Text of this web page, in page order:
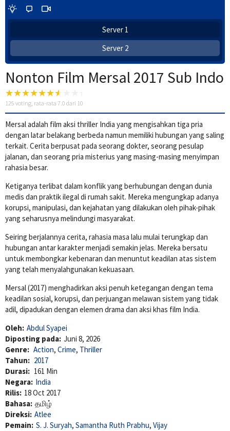
Server 1
Server 2
Nonton Film Mersal 2017 Sub Indo
125 voting, rata-rata 7.0 dari 10
Mersal adalah film aksi thriller India yang mengisahkan tiga pria
dengan latar belakang berbeda namun memiliki hubungan yang saling
terkait. Cerita berpusat pada seorang dokter, seorang pesulap
jalanan, dan seorang pria misterius yang masing-masing menyimpan
rahasia besar.
Ketiganya terlibat dalam konflik yang berhubungan dengan dunia
medis dan praktik ilegal di rumah sakit. Mereka mengungkap adanya
korupsi, manipulasi, dan kejahatan yang dilakukan oleh pihak-pihak
yang seharusnya melindungi masyarakat.
Seiring berjalannya cerita, rahasia masa lalu mulai terungkap dan
hubungan antar karakter menjadi semakin jelas. Mereka bersatu
untuk membongkar kebenaran dan menuntut keadilan atas sistem
yang telah menyalahgunakan kekuasaan.
Mersal (2017) menghadirkan aksi penuh ketegangan dengan tema
keadilan sosial, korupsi, dan perjuangan melawan sistem yang tidak
adil, dipadukan dengan elemen drama dan aksi khas film India.
Oleh: Abdul Syapei
Diposting pada: Juni 8, 2026
Genre: Action, Crime, Thriller
Tahun: 2017
Durasi: 161 Min
Negara: India
Rilis: 18 Oct 2017
Bahasa: தமிழ்
Direksi: Atlee
Pemain: S. J. Suryah, Samantha Ruth Prabhu, Vijay